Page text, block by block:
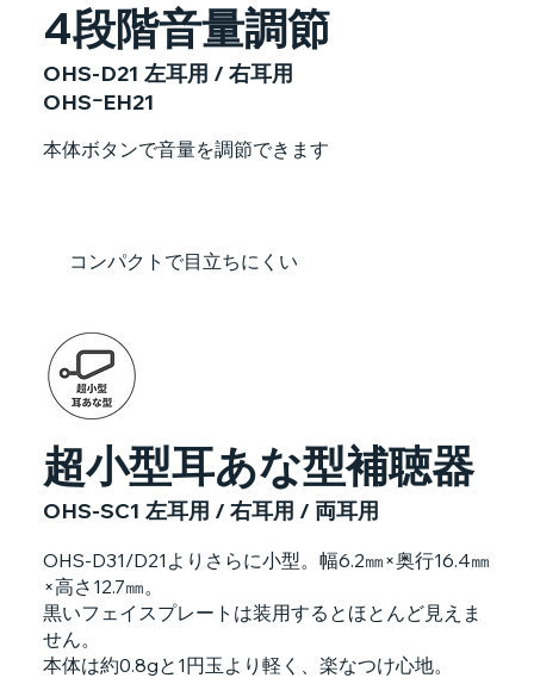
4段階音量調節
OHS-D21 左耳用 / 右耳用
OHSｰEH21
本体ボタンで音量を調節できます
コンパクトで目立ちにくい
超小型耳あな型補聴器
OHS-SC1 左耳用 / 右耳用 / 両耳用
OHS-D31/D21よりさらに小型。幅6.2㎜×奥行16.4㎜
×高さ12.7㎜。
黒いフェイスプレートは装用するとほとんど見えま
せん。
本体は約0.8gと1円玉より軽く、楽なつけ心地。